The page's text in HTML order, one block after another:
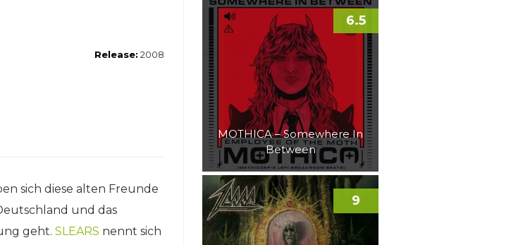
Release: 2008
sich diese alten Freunde
und das
geht. SLEARS nennt sich
MOTHICA – Somewhere In
Between
6.5
9